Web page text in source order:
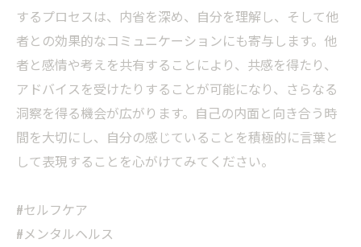
するプロセスは、内省を深め、自分を理解し、そして他
者との効果的なコミュニケーションにも寄与します。他
者と感情や考えを共有することにより、共感を得たり、
アドバイスを受けたりすることが可能になり、さらなる
洞察を得る機会が広がります。自己の内面と向き合う時
間を大切にし、自分の感じていることを積極的に言葉と
して表現することを心がけてみてください。
#セルフケア
#メンタルヘルス